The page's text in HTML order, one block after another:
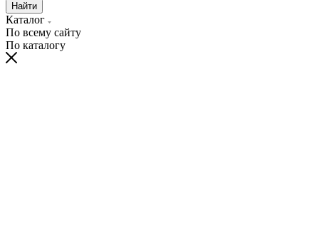
Найти
Каталог
По всему сайту
По каталогу